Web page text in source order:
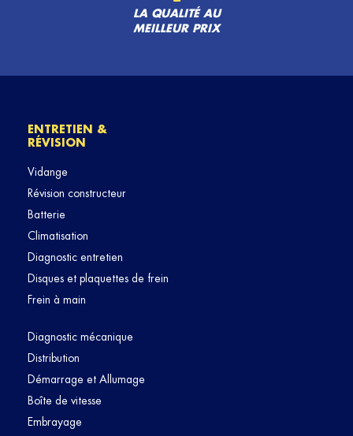
LA QUALITÉ AU
MEILLEUR PRIX
ENTRETIEN &
RÉVISION
Vidange
Révision constructeur
Batterie
Climatisation
Diagnostic entretien
Disques et plaquettes de frein
Frein à main
Diagnostic mécanique
Distribution
Démarrage et Allumage
Boîte de vitesse
Embrayage